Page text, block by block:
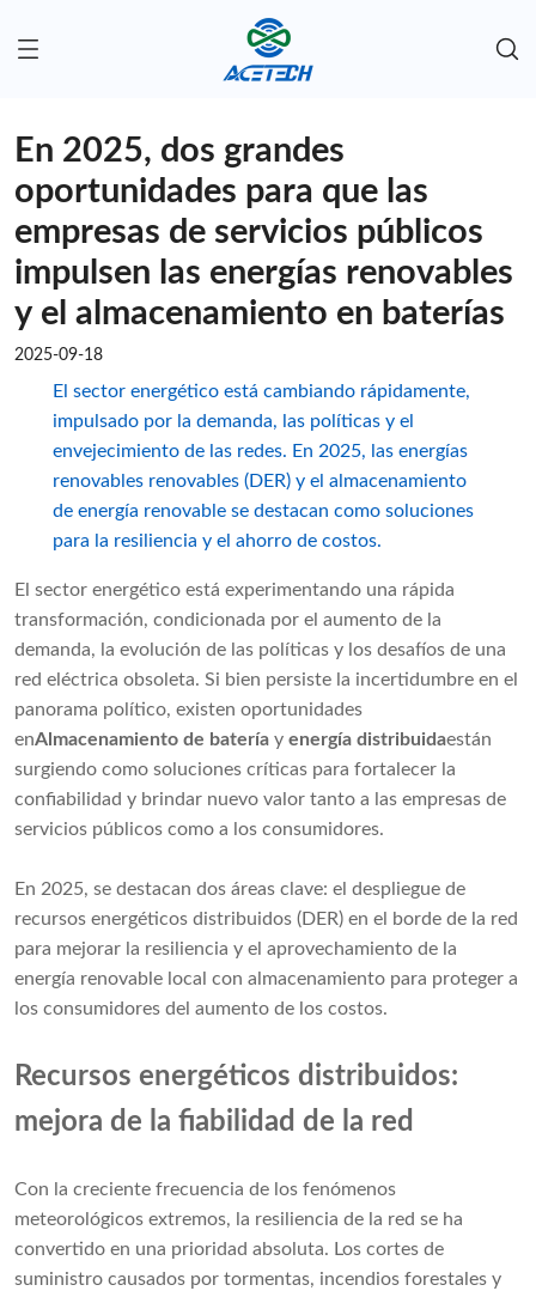
En 2025, dos grandes
oportunidades para que las
empresas de servicios públicos
impulsen las energías renovables
y el almacenamiento en baterías
2025-09-18
El sector energético está cambiando rápidamente,
impulsado por la demanda, las políticas y el
envejecimiento de las redes. En 2025, las energías
renovables renovables (DER) y el almacenamiento
de energía renovable se destacan como soluciones
para la resiliencia y el ahorro de costos.
El sector energético está experimentando una rápida
transformación, condicionada por el aumento de la
demanda, la evolución de las políticas y los desafíos de una
red eléctrica obsoleta. Si bien persiste la incertidumbre en el
panorama político, existen oportunidades
enAlmacenamiento de batería y energía distribuidaestán
surgiendo como soluciones críticas para fortalecer la
confiabilidad y brindar nuevo valor tanto a las empresas de
servicios públicos como a los consumidores.
En 2025, se destacan dos áreas clave: el despliegue de
recursos energéticos distribuidos (DER) en el borde de la red
para mejorar la resiliencia y el aprovechamiento de la
energía renovable local con almacenamiento para proteger a
los consumidores del aumento de los costos.
Recursos energéticos distribuidos:
mejora de la fiabilidad de la red
Con la creciente frecuencia de los fenómenos
meteorológicos extremos, la resiliencia de la red se ha
convertido en una prioridad absoluta. Los cortes de
suministro causados ​​por tormentas, incendios forestales y